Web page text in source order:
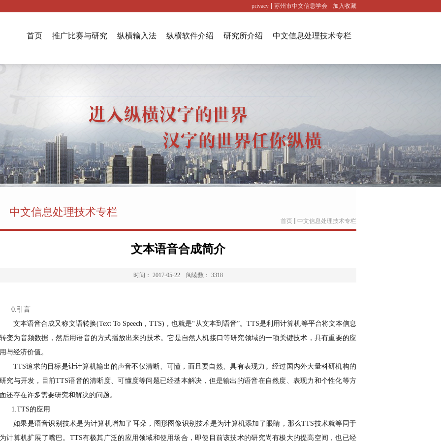
加入收藏
苏州市中文信息学会
privacy
首页 推广比赛与研究 纵横输入法 纵横软件介绍 研究所介绍 中文信息处理技术专栏
中文信息处理技术专栏
首页 中文信息处理技术专栏
文本语音合成简介
时间： 2017-05-22 阅读数： 3318
0.引言
文本语音合成又称文语转换(Text To Speech，TTS) ，也就是“从文本到语音”。TTS是利用计算机等平台将文本信息
转变为音频数据，然后用语音的方式播放出来的技术。它是自然人机接口等研究领域的一项关键技术，具有重要的应
用与经济价值。
TTS追求的目标是让计算机输出的声音不仅清晰、可懂，而且要自然、具有表现力。经过国内外大量科研机构的
研究与开发，目前TTS语音的清晰度、可懂度等问题已经基本解决，但是输出的语音在自然度、表现力和个性化等方
面还存在许多需要研究和解决的问题。
1.TTS的应用
如果是语音识别技术是为计算机增加了耳朵，图形图像识别技术是为计算机添加了眼睛，那么TTS技术就等同于
为计算机扩展了嘴巴。 TTS有极其广泛的应用领域和使用场合，即使目前该技术的研究尚有极大的提高空间，也已经